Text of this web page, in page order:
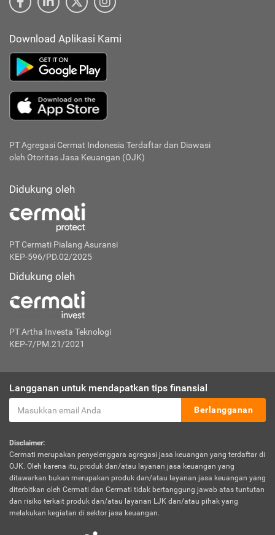
Download Aplikasi Kami
PT Agregasi Cermat Indonesia Terdaftar dan Diawasi
oleh Otoritas Jasa Keuangan (OJK)
Didukung oleh
PT Cermati Pialang Asuransi
KEP-596/PD.02/2025
Didukung oleh
PT Artha Investa Teknologi
KEP-7/PM.21/2021
Langganan untuk mendapatkan tips finansial
Berlangganan
Disclaimer:
Cermati merupakan penyelenggara agregasi jasa keuangan yang terdaftar di
OJK. Oleh karena itu, produk dan/atau layanan jasa keuangan yang
ditawarkan bukan merupakan produk dan/atau layanan jasa keuangan yang
diterbitkan oleh Cermati dan Cermati tidak bertanggung jawab atas tuntutan
dan risiko terkait produk dan/atau layanan LJK dan/atau pihak yang
melakukan kegiatan di sektor jasa keuangan.